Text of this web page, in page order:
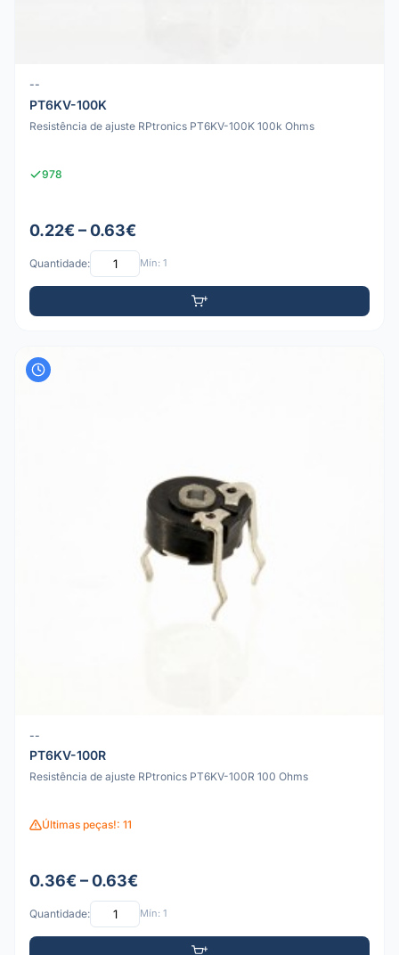
--
PT6KV-100K
Resistência de ajuste RPtronics PT6KV-100K 100k Ohms
978
0.22€ – 0.63€
Quantidade: Mín: 1
--
PT6KV-100R
Resistência de ajuste RPtronics PT6KV-100R 100 Ohms
Últimas peças!: 11
0.36€ – 0.63€
Quantidade: Mín: 1